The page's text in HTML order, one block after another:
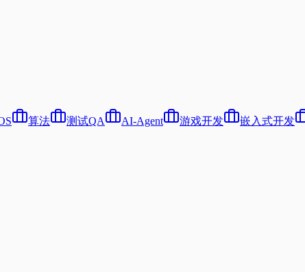
算法 测试QA AI-Agent 游戏开发 嵌入式开发